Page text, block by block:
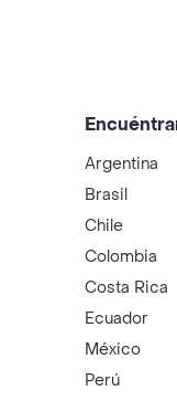
Argentina
Brasil
Chile
Colombia
Costa Rica
Ecuador
México
Perú